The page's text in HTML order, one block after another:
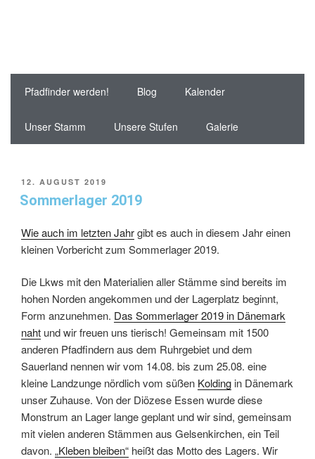
Pfadfinder werden! Blog Kalender
Unser Stamm Unsere Stufen Galerie
12. AUGUST 2019
Sommerlager 2019
Wie auch im letzten Jahrgibt es auch in diesem Jahr einen
kleinen Vorbericht zum Sommerlager 2019.
Die Lkws mit den Materialien aller Stämme sind bereits im
hohen Norden angekommen und der Lagerplatz beginnt,
Form anzunehmen. Das Sommerlager 2019 in Dänemark
naht und wir freuen uns tierisch! Gemeinsam mit 1500
anderen Pfadfindern aus dem Ruhrgebiet und dem
Sauerland nennen wir vom 14.08. bis zum 25.08. eine
kleine Landzunge nördlich vom süßen Kolding in Dänemark
unser Zuhause. Von der Diözese Essen wurde diese
Monstrum an Lager lange geplant und wir sind, gemeinsam
mit vielen anderen Stämmen aus Gelsenkirchen, ein Teil
davon. „Kleben bleiben“ heißt das Motto des Lagers. Wir